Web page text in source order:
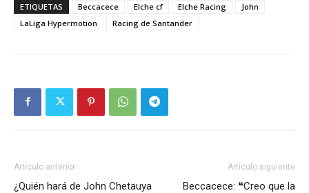
ETIQUETAS Beccacece Elche cf Elche Racing
John
LaLiga Hypermotion
Racing de Santander
Artículo anterior
¿Quién hará de John Chetauya
Artículo siguiente
Beccacece: ❝Creo que la